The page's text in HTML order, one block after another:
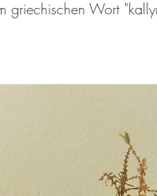
griechischen Wort